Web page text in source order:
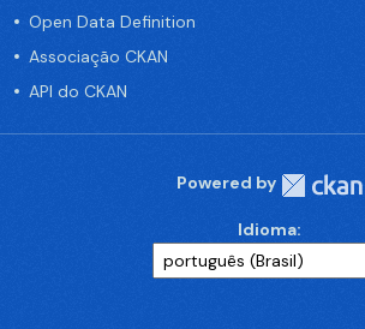
Open Data Definition
Associação CKAN
API do CKAN
Powered by
Idioma